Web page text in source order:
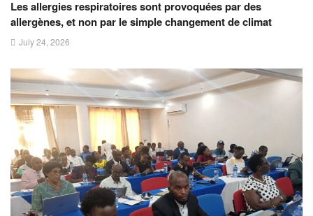
Les allergies respiratoires sont provoquées par des
allergènes, et non par le simple changement de climat
July 24, 2026